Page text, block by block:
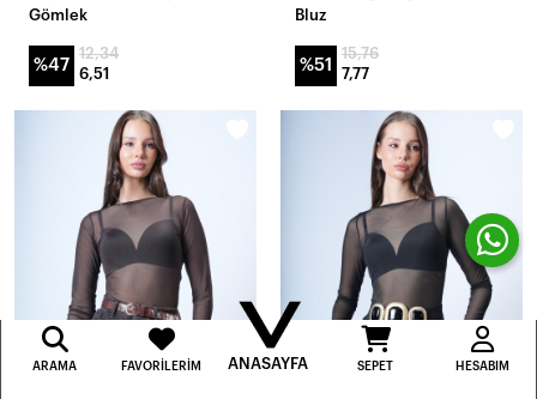
Gömlek
%47
12,34
6,51
Bluz
%51
15,76
7,77
ARAMA FAVORILERIM ANASAYFA SEPET HESABIM